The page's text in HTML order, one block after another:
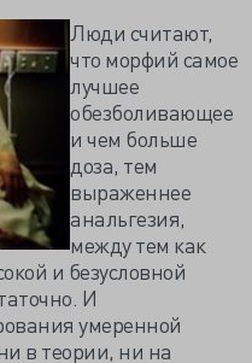
Люди считают,
что морфий самое
лучшее
обезболивающее
и чем больше
доза, тем
выраженнее
анальгезия,
между тем как
и безусловной
И
умеренной
в теории, ни на